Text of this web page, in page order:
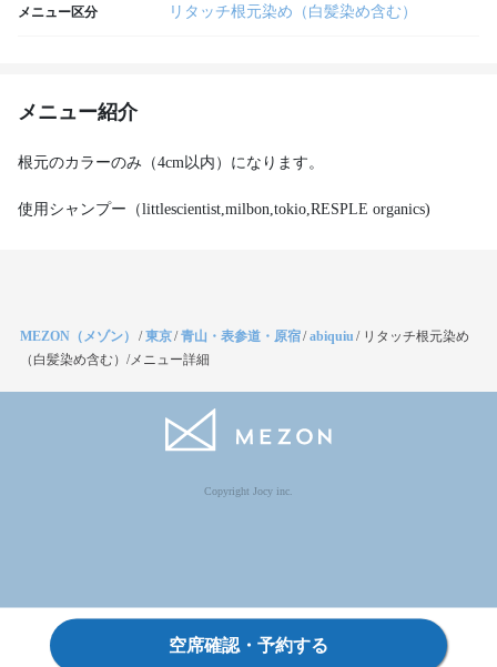
メニュー区分 リタッチ根元染め（白髪染め含む）
メニュー紹介
根元のカラーのみ（4cm以内）になります。
使用シャンプー（littlescientist,milbon,tokio,RESPLE organics)
MEZON（メゾン） /東京/青山・表参道・原宿/abiquiu / リタッチ根元染め
（白髪染め含む）/メニュー詳細
Copyright Jocy inc.
空席確認・予約する